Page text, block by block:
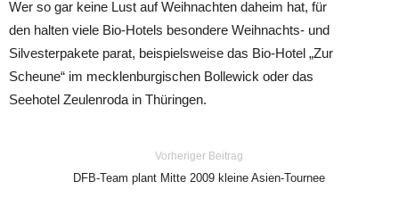
Wer so gar keine Lust auf Weihnachten daheim hat, für
den halten viele Bio-Hotels besondere Weihnachts- und
Silvesterpakete parat, beispielsweise das Bio-Hotel „Zur
Scheune“ im mecklenburgischen Bollewick oder das
Seehotel Zeulenroda in Thüringen.
Vorheriger Beitrag
DFB-Team plant Mitte 2009 kleine Asien-Tournee